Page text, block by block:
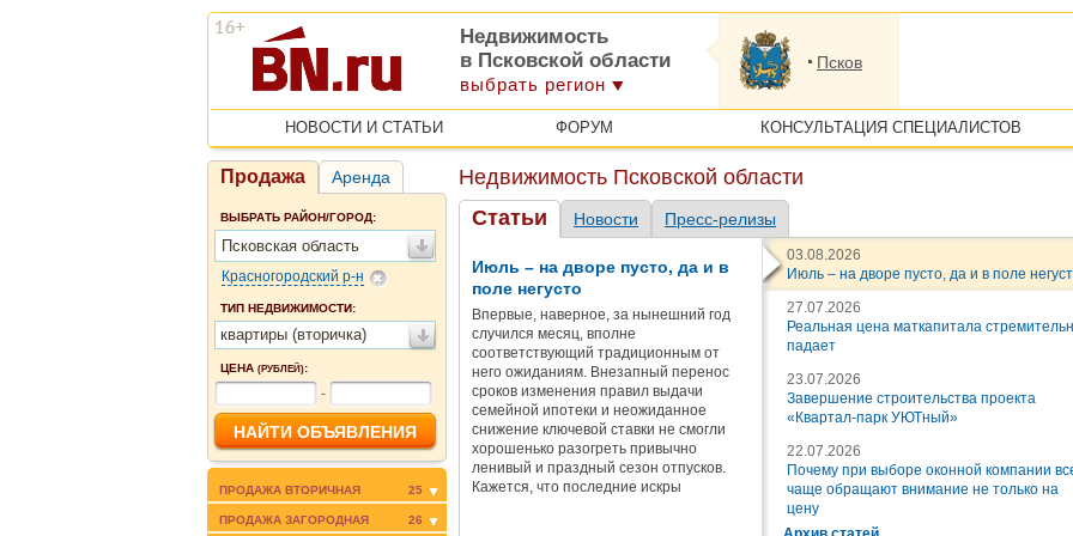
Недвижимость
в Псковской области
выбрать регион
Псков
НОВОСТИ И СТАТЬИ ФОРУМ КОНСУЛЬТАЦИЯ СПЕЦИАЛИСТОВ
Продажа Аренда
ВЫБРАТЬ РАЙОН/ГОРОД:
Псковская область
Красногородский р-н
ТИП НЕДВИЖИМОСТИ:
квартиры (вторичка)
ЦЕНА (РУБЛЕЙ):
-
ПРОДАЖА ВТОРИЧНАЯ 25
ПРОДАЖА ЗАГОРОДНАЯ 26
Недвижимость Псковской области
Статьи
Новости Пресс-релизы
Июль – на дворе пусто, да и в
поле негусто
Впервые, наверное, за нынешний год
случился месяц, вполне
соответствующий традиционным от
него ожиданиям. Внезапный перенос
сроков изменения правил выдачи
семейной ипотеки и неожиданное
снижение ключевой ставки не смогли
хорошенько разогреть привычно
ленивый и праздный сезон отпусков.
Кажется, что последние искры
03.08.2026
Июль – на дворе пусто, да и в поле
27.07.2026
Реальная цена маткапитала
падает
23.07.2026
Завершение строительства проекта
«Квартал-парк УЮТный»
22.07.2026
Почему при выборе оконной компании
чаще обращают внимание не только на
цену